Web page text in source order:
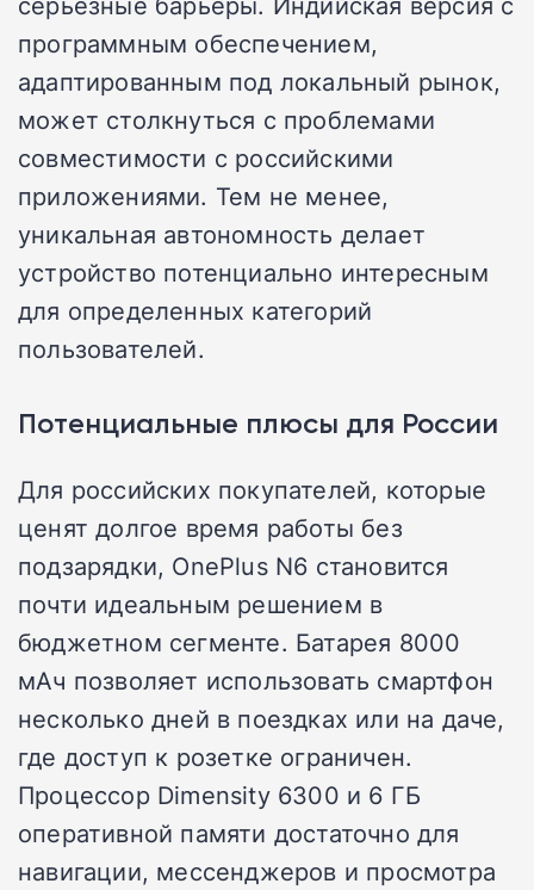
программным обеспечением,
адаптированным под локальный рынок,
может столкнуться с проблемами
совместимости с российскими
приложениями. Тем не менее,
уникальная автономность делает
устройство потенциально интересным
для определенных категорий
пользователей.
Потенциальные плюсы для России
Для российских покупателей, которые
ценят долгое время работы без
подзарядки, OnePlus N6 становится
почти идеальным решением в
бюджетном сегменте. Батарея 8000
мАч позволяет использовать смартфон
несколько дней в поездках или на даче,
где доступ к розетке ограничен.
Процессор Dimensity 6300 и 6 ГБ
оперативной памяти достаточно для
навигации, мессенджеров и просмотра